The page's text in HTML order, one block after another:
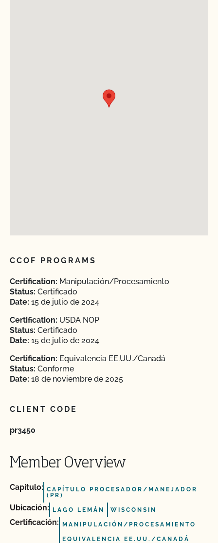
CCOF PROGRAMS
Certification: Manipulación/Procesamiento
Status: Certificado
Date: 15 de julio de 2024
Certification: USDA NOP
Status: Certificado
Date: 15 de julio de 2024
Certification: Equivalencia EE.UU./Canadá
Status: Conforme
Date: 18 de noviembre de 2025
CLIENT CODE
pr3450
Member Overview
Capítulo: CAPÍTULO PROCESADOR/MANEJADOR
(PR)
Ubicación: LAGO LEMÁN WISCONSIN
Certificación: MANIPULACIÓN/PROCESAMIENTO
EQUIVALENCIA EE.UU./CANADÁ